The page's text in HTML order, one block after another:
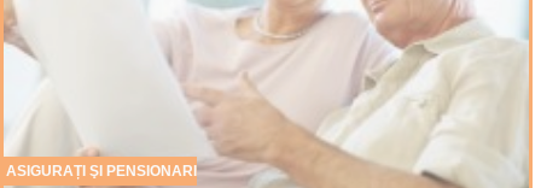
ASIGURAȚI ŞI PENSIONARI